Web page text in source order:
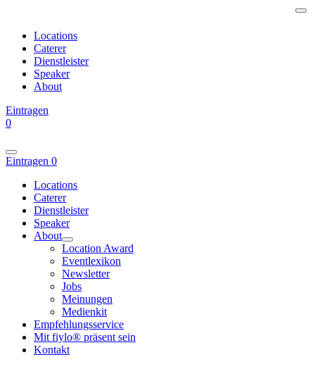
Locations
Caterer
Dienstleister
Speaker
About
Eintragen
0
Eintragen 0
Locations
Caterer
Dienstleister
Speaker
About
Location Award
Eventlexikon
Newsletter
Jobs
Meinungen
Medienkit
Empfehlungsservice
Mit fiylo® präsent sein
Kontakt